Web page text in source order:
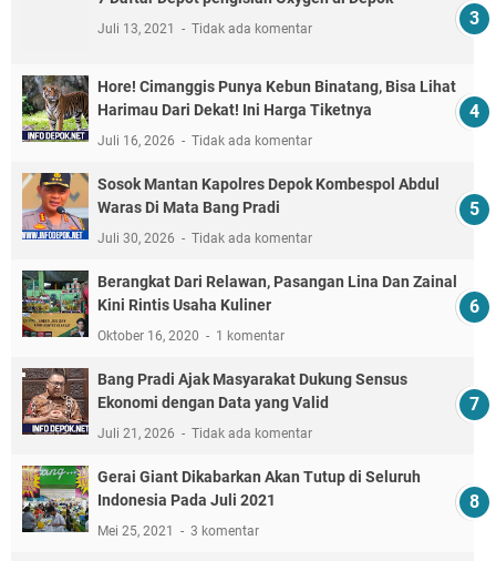
Juli 13, 2021 Tidak ada komentar
Hore! Cimanggis Punya Kebun Binatang, Bisa Lihat
Harimau Dari Dekat! Ini Harga Tiketnya
Juli 16, 2026 Tidak ada komentar
Sosok Mantan Kapolres Depok Kombespol Abdul
Waras Di Mata Bang Pradi
Juli 30, 2026 Tidak ada komentar
Berangkat Dari Relawan, Pasangan Lina Dan Zainal
Kini Rintis Usaha Kuliner
Oktober 16, 2020 1 komentar
Bang Pradi Ajak Masyarakat Dukung Sensus
Ekonomi dengan Data yang Valid
Juli 21, 2026 Tidak ada komentar
Gerai Giant Dikabarkan Akan Tutup di Seluruh
Indonesia Pada Juli 2021
Mei 25, 2021 3 komentar